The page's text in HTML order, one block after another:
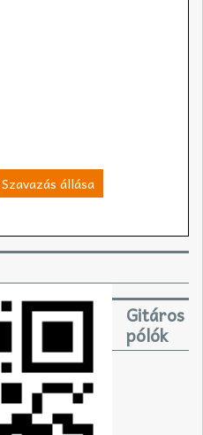
Szavazás állása
Gitáros
pólók